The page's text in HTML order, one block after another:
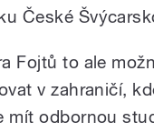
České
Fojtů to ale
v zahraničí,
mít odbornou